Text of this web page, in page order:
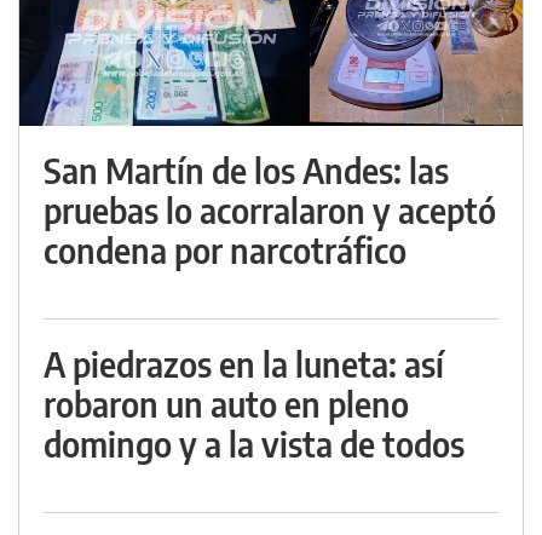
San Martín de los Andes: las
pruebas lo acorralaron y aceptó
condena por narcotráfico
A piedrazos en la luneta: así
robaron un auto en pleno
domingo y a la vista de todos